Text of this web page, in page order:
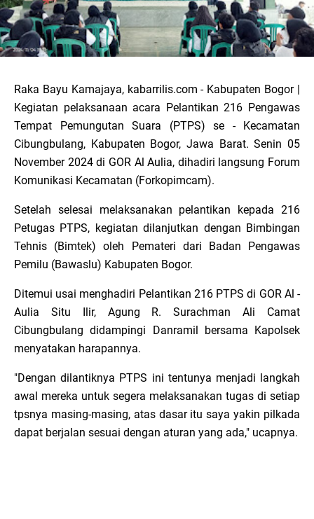
Raka Bayu Kamajaya, kabarrilis.com - Kabupaten Bogor |
Kegiatan pelaksanaan acara Pelantikan 216 Pengawas
Tempat Pemungutan Suara (PTPS) se - Kecamatan
Cibungbulang, Kabupaten Bogor, Jawa Barat. Senin 05
November 2024 di GOR Al Aulia, dihadiri langsung Forum
Komunikasi Kecamatan (Forkopimcam).
Setelah selesai melaksanakan pelantikan kepada 216
Petugas PTPS, kegiatan dilanjutkan dengan Bimbingan
Tehnis (Bimtek) oleh Pemateri dari Badan Pengawas
Pemilu (Bawaslu) Kabupaten Bogor.
Ditemui usai menghadiri Pelantikan 216 PTPS di GOR Al -
Aulia Situ Ilir, Agung R. Surachman Ali Camat
Cibungbulang didampingi Danramil bersama Kapolsek
menyatakan harapannya.
"Dengan dilantiknya PTPS ini tentunya menjadi langkah
awal mereka untuk segera melaksanakan tugas di setiap
tpsnya masing-masing, atas dasar itu saya yakin pilkada
dapat berjalan sesuai dengan aturan yang ada," ucapnya.